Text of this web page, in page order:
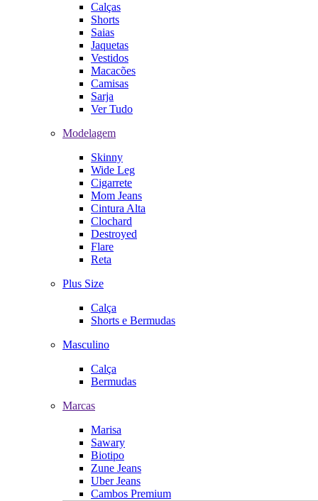
Calças
Shorts
Saias
Jaquetas
Vestidos
Macacões
Camisas
Sarja
Ver Tudo
Modelagem
Skinny
Wide Leg
Cigarrete
Mom Jeans
Cintura Alta
Clochard
Destroyed
Flare
Reta
Plus Size
Calça
Shorts e Bermudas
Masculino
Calça
Bermudas
Marcas
Marisa
Sawary
Biotipo
Zune Jeans
Uber Jeans
Cambos Premium